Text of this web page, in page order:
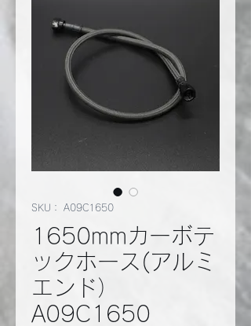
SKU： A09C1650
1650mmカーボテ
ックホース(アルミ
エンド）
A09C1650